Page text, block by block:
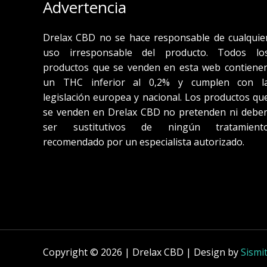
Advertencia
Drelax CBD no se hace responsable de
uso irresponsable del producto. Todos
productos que se venden en esta web
un THC inferior al 0,2% y cumplen con
legislación europea y nacional. Los productos
se venden en Drelax CBD no pretenden ni
ser sustitutivos de ningún
recomendado por un especialista autorizado.
Copyright © 2026 | Drelax CBD | Design bySismit